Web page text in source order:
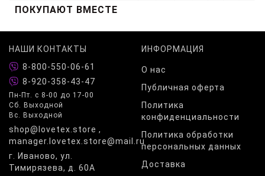
ПОКУПАЮТ ВМЕСТЕ
НАШИ КОНТАКТЫ
8-800-550-06-61
8-920-358-43-47
Пн-Пт. с 8-00 до 17-00
Сб. Выходной
Вс. Выходной
shop@lovetex.store ,
manager.lovetex.store@mail.ru
г. Иваново, ул.
Тимирязева, д. 60А
ИНФОРМАЦИЯ
О нас
Публичная оферта
Политика
конфиденциальности
Политика обработки
персональных данных
Доставка